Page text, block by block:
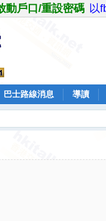
動戶口/重設密碼 以
巴士路線消息 導讀